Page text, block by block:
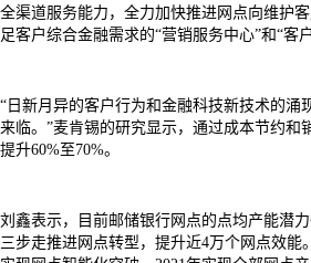
全渠道服务能力，全力加快推进网点向维护
足客户综合金融需求的“营销服务中心”和“客
“日新月异的客户行为和金融科技新技术的涌
来临。”麦肯锡的研究显示，通过成本节约和
提升60%至70%。
刘鑫表示，目前邮储银行网点的点均产能潜
三步走推进网点转型，提升近4万个网点效能